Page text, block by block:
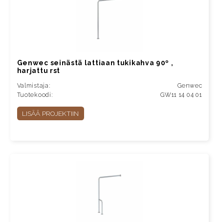
Genwec seinästä lattiaan tukikahva 90º ,
harjattu rst
Valmistaja:
Genwec
Tuotekoodi:
GW11 14 04 01
LISÄÄ PROJEKTIIN